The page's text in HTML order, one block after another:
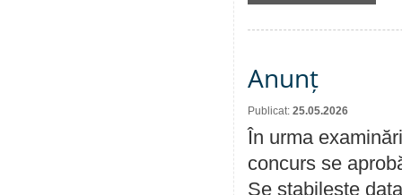
Anunț
Publicat: 25.05.2026
În urma
concurs se
Se stabilește